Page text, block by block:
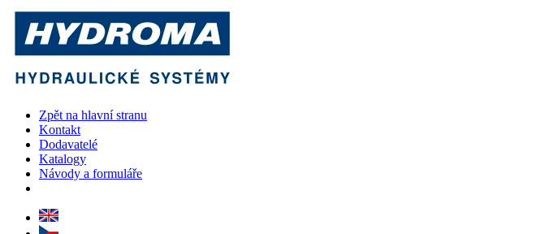
Zpět na hlavní stranu
Kontakt
Dodavatelé
Katalogy
Návody a formuláře